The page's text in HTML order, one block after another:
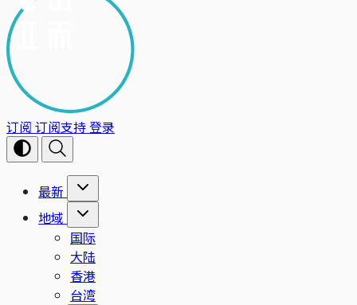
订阅 订阅支持登录
最新
地域
国际
大陆
香港
台湾